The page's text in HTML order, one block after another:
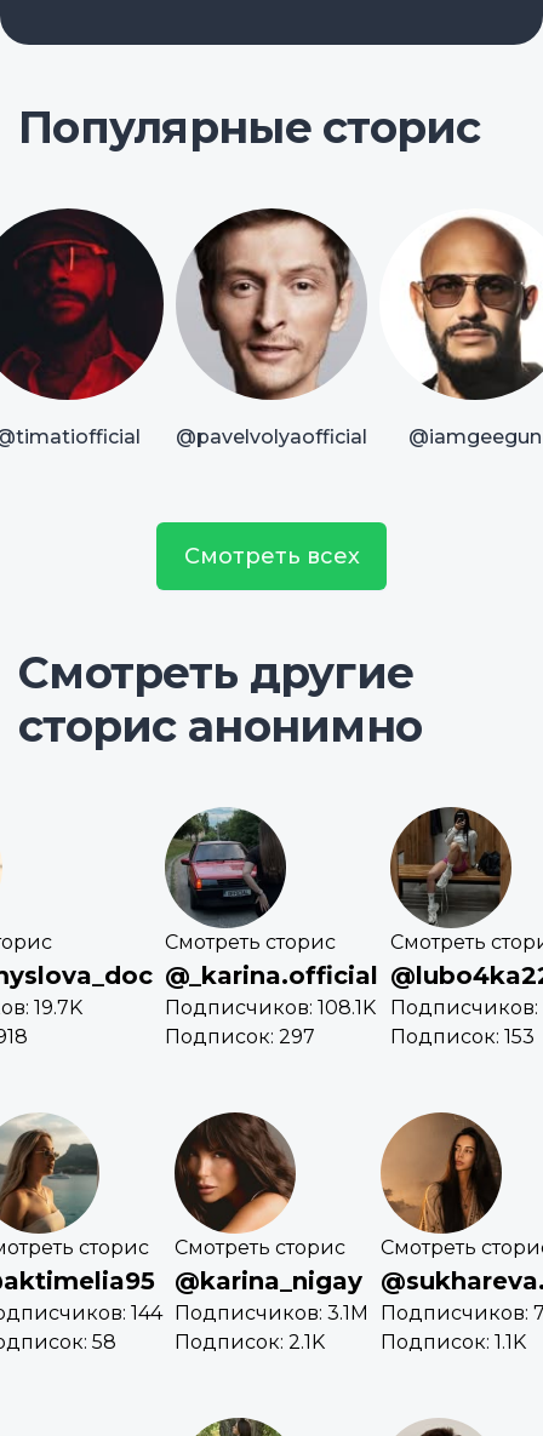
Популярные сторис
@pavelvolyaofficial @iamgeegun
Смотреть всех
Смотреть другие
сторис анонимно
19.7K
Смотреть сторис
@_karina.official
Подписчиков: 108.1K
Подписок: 297
Смотреть
Подписчиков:
Подписок: 153
сторис
144
58
Смотреть сторис
@karina_nigay
Подписчиков: 3.1M
Подписок: 2.1K
Смотреть
Подписчиков:
Подписок: 1.1K